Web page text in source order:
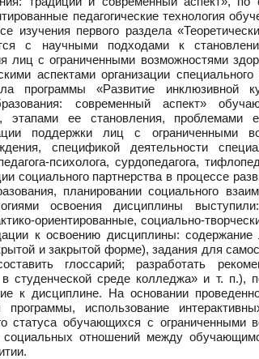
педагогические технология
изучения первого раздела
с научными подходами к
лиц с ограниченными возможностями
аспектами организации
программы «Развитие инклюзивной
современный аспект»
этапами ее становления,
поддержки лиц с ограниченными
спецификой деятельности
психолога, сурдопедагога,
социального партнерства в процессе
планировании социального
освоения дисциплины
ориентированные, социально-
к освоению дисциплины:
и закрытой форме), задания для
глоссарий; разработать
студенческой среде колледжа» и т. п.),
к дисциплине. На основании
программы, использование
статуса обучающихся с ограниченными
социальных отношений между